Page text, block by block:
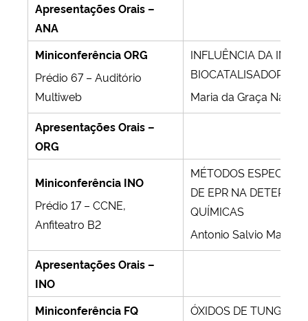
Apresentações Orais –
ANA
Miniconferência ORG
Prédio 67 – Auditório
Multiweb
INFLUÊNCIA DA
BIOCATALISADORES:
Maria da Graça
Apresentações Orais –
ORG
Miniconferência INO
Prédio 17 – CCNE,
Anfiteatro B2
MÉTODOS ESPECIAIS
DE EPR NA
QUÍMICAS
Antonio Salvio
Apresentações Orais –
INO
Miniconferência FQ
ÓXIDOS DE